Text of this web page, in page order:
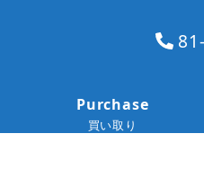
Purchase
買い取り